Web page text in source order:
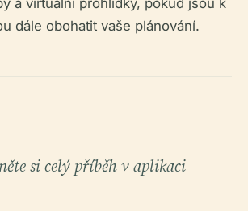
a virtuální prohlídky, pokud jsou k
dále obohatit vaše plánování.
si celý příběh v aplikaci